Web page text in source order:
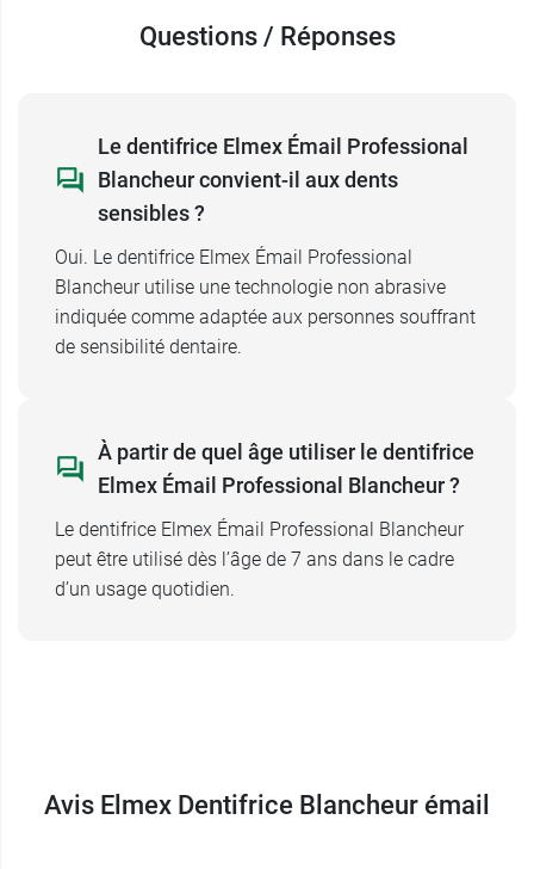
Questions / Réponses
Le dentifrice Elmex Émail Professional
Blancheur convient-il aux dents
sensibles ?
Oui. Le dentifrice Elmex Émail Professional
Blancheur utilise une technologie non abrasive
indiquée comme adaptée aux personnes souffrant
de sensibilité dentaire.
À partir de quel âge utiliser le dentifrice
Elmex Émail Professional Blancheur ?
Le dentifrice Elmex Émail Professional Blancheur
peut être utilisé dès l’âge de 7 ans dans le cadre
d’un usage quotidien.
Avis Elmex Dentifrice Blancheur émail